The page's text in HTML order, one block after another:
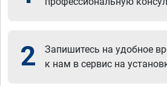
2
Запишитесь на удобное
к нам в сервис на